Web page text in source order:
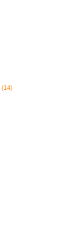
(14)